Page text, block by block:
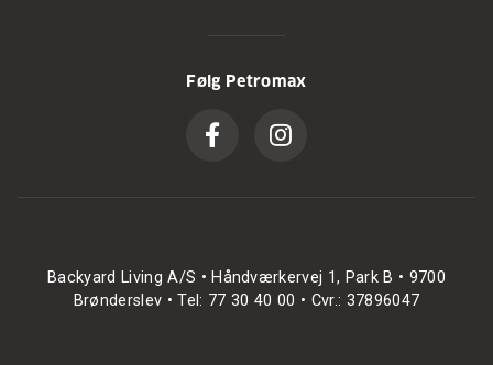
Følg Petromax
Backyard Living A/S • Håndværkervej 1, Park B • 9700
Brønderslev • Tel: 77 30 40 00 • Cvr.: 37896047